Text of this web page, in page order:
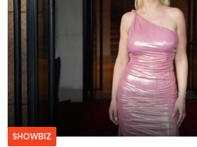
SHOWBIZ